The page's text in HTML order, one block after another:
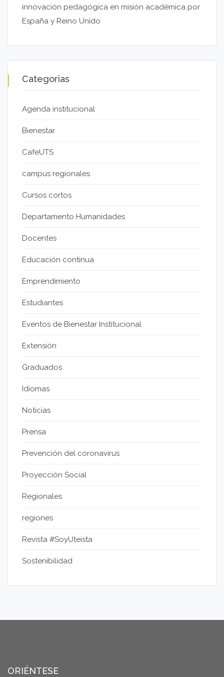
innovación pedagógica en misión académica por
España y Reino Unido
Categorias
Agenda institucional
Bienestar
CafeUTS
campus regionales
Cursos cortos
Departamento Humanidades
Docentes
Educación continua
Emprendimiento
Estudiantes
Eventos de Bienestar Institucional
Extensión
Graduados
Idiomas
Noticias
Prensa
Prevención del coronavirus
Proyección Social
Regionales
regiones
Revista #SoyUteista
Sostenibilidad
ORIÉNTESE